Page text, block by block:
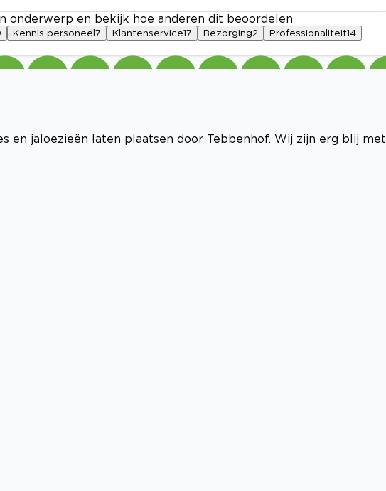
onderwerp en bekijk hoe anderen dit beoordelen
Kennis personeel 7 Klantenservice17 Bezorging2 Professionaliteit14
en jaloezieën laten plaatsen door Tebbenhof. Wij zijn erg blij met